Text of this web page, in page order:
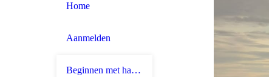
Home
Aanmelden
Beginnen met hardlopen